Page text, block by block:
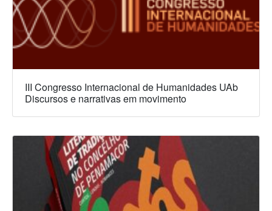
III Congresso Internacional de Humanidades UAb
Discursos e narrativas em movimento